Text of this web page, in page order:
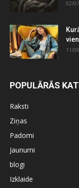
02/
11/
POPULĀRĀS
Raksti
Ziņas
Padomi
Jaunumi
blogi
Izklaide